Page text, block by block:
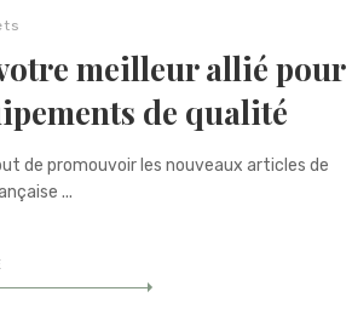
meilleur allié pour
de qualité
de promouvoir les nouveaux articles de
...